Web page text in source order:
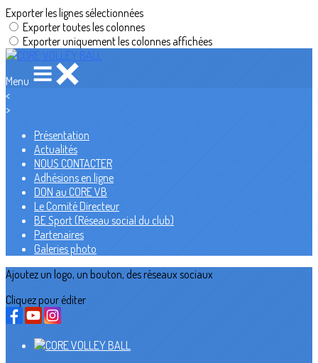
Exporter les lignes sélectionnées
Exporter toutes les colonnes
Exporter uniquement les colonnes affichées
Menu
<
>
Présentation
Actualités
NOUS CONTACTER
Adhésions en ligne
DON au CORE VB
Le Comité Directeur
BE Sport (Réseau social du club)
Partenaires
Galeries photo
Ajoutez un logo, un bouton, des réseaux sociaux
Cliquez pour éditer